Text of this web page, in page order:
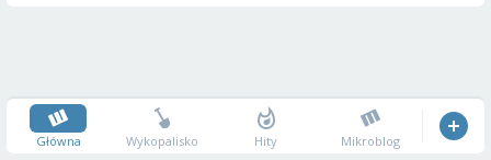
Główna Wykopalisko Hity Mikroblog